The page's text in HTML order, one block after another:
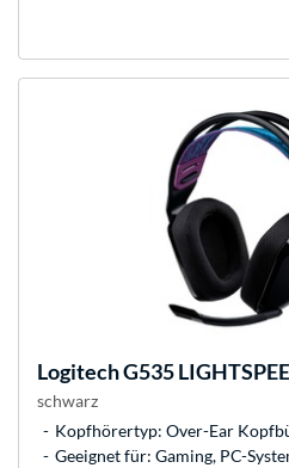
LogitechG535
schwarz
Kopfhörertyp: Over-Ear
Geeignet für: Gaming, PC-